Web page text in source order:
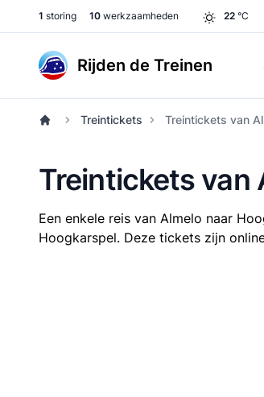
1 storing 10 werkzaamheden 22 °C
Rijden de Treinen
Treintickets Treintickets van
Treintickets van
Een enkele reis van Almelo naar
Hoogkarspel. Deze tickets zijn